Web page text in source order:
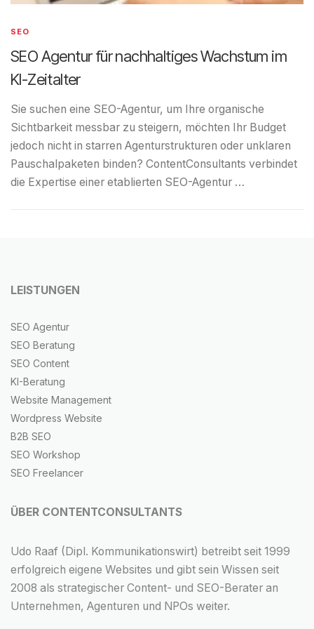
SEO
SEO Agentur für nachhaltiges Wachstum im
KI-Zeitalter
Sie suchen eine SEO-Agentur, um Ihre organische
Sichtbarkeit messbar zu steigern, möchten Ihr Budget
jedoch nicht in starren Agenturstrukturen oder unklaren
Pauschalpaketen binden? ContentConsultants verbindet
die Expertise einer etablierten SEO-Agentur …
LEISTUNGEN
SEO Agentur
SEO Beratung
SEO Content
KI-Beratung
Website Management
Wordpress Website
B2B SEO
SEO Workshop
SEO Freelancer
ÜBER CONTENTCONSULTANTS
Udo Raaf (Dipl. Kommunikationswirt) betreibt seit 1999
erfolgreich eigene Websites und gibt sein Wissen seit
2008 als strategischer Content- und SEO-Berater an
Unternehmen, Agenturen und NPOs weiter.